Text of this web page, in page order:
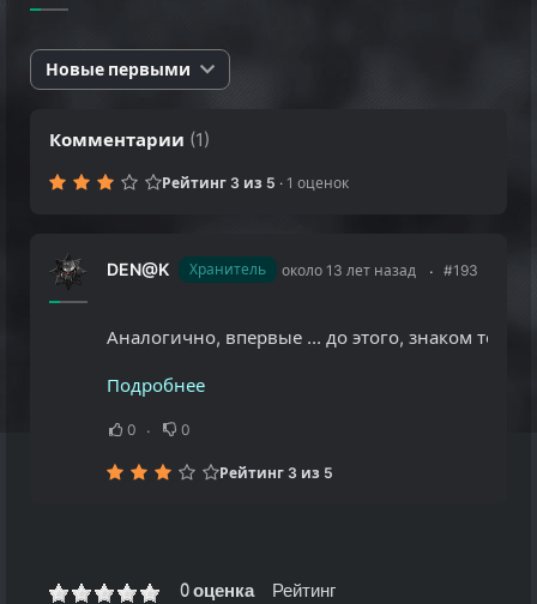
Новые первыми
Комментарии (1)
Рейтинг 3 из 5 · 1 оценок
DEN@K Хранитель около 13 лет назад #193
Аналогично, впервые ... до этого, знаком
Подробнее
0 0
Рейтинг 3 из 5
Рейтинг
0 оценка